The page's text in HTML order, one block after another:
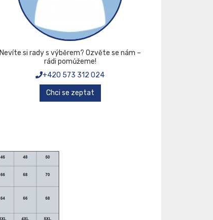
Nevíte si rady s výběrem? Ozvěte se nám –
rádi pomůžeme!
+420 573 312 024
Chci se zeptat